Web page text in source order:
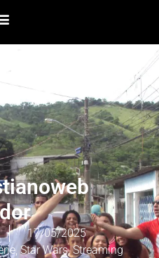
17/05/2025
, Star Wars,Streaming